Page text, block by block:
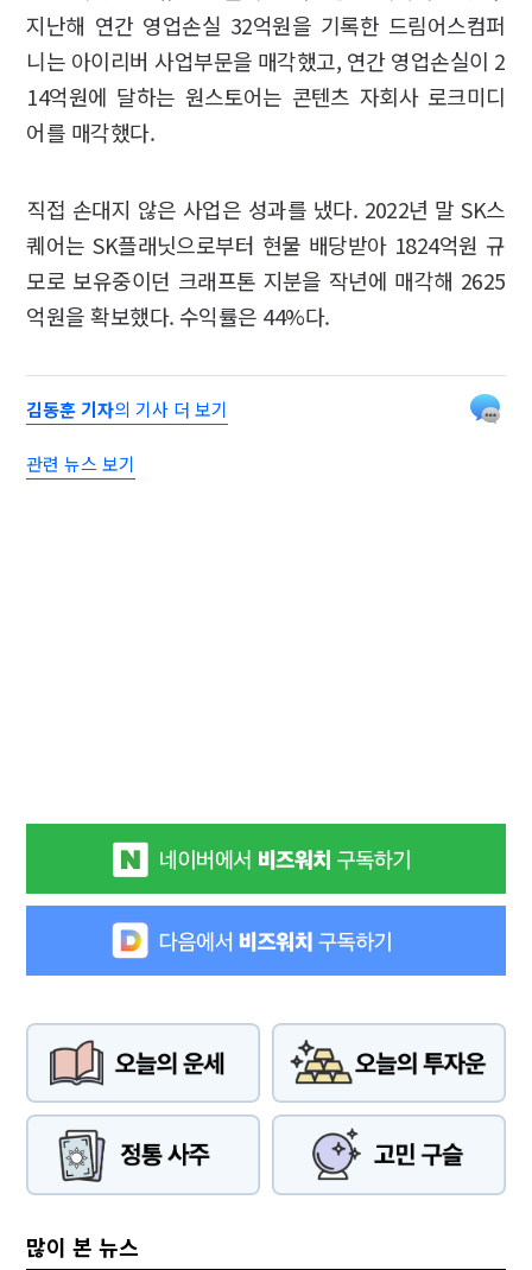
지난해 연간 영업손실 32억원을 기록한 드림어스컴퍼
니는 아이리버 사업부문을 매각했고, 연간 영업손실이 2
14억원에 달하는 원스토어는 콘텐츠 자회사 로크미디
어를 매각했다.
직접 손대지 않은 사업은 성과를 냈다. 2022년 말 SK스
퀘어는 SK플래닛으로부터 현물 배당받아 1824억원 규
모로 보유중이던 크래프톤 지분을 작년에 매각해 2625
억원을 확보했다. 수익률은 44%다.
김동훈 기자의 기사 더 보기
관련 뉴스 보기
많이 본 뉴스